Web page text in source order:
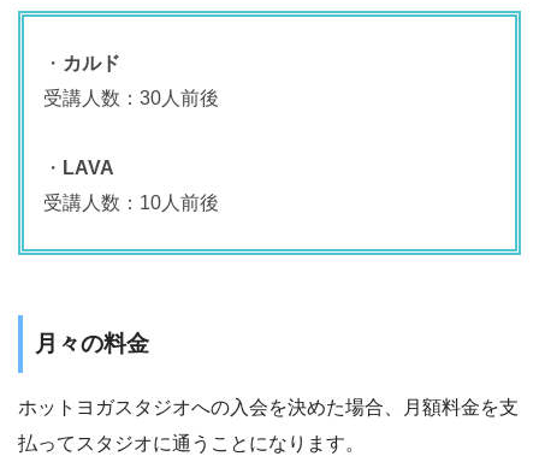
・ カルド
受講人数：30人前後
・ LAVA
受講人数：10人前後
月々の料金
ホットヨガスタジオへの入会を決めた場合、月額料金を支
払ってスタジオに通うことになります。